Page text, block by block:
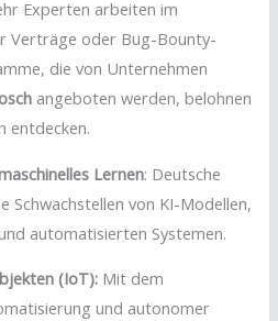
Experten arbeiten im
Verträge oder Bug-Bounty-
die von Unternehmen
angeboten werden, belohnen
entdecken.
Lernen: Deutsche
Schwachstellen von KI-Modellen,
automatisierten Systemen.
(IoT): Mit dem
und autonomer